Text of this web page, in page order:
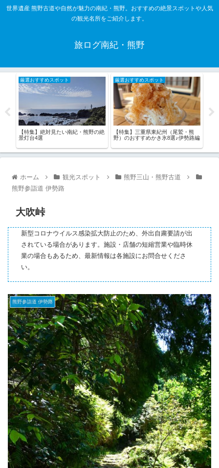
世界遺産 熊野古道や自然が魅力の南紀・熊野。おすすめの絶景スポットや人気
の観光名所をご紹介します。
旅ログ南紀・熊野
厳選おすすめスポット
【特集】絶対見たい南紀・熊野の絶
景灯台4選
厳選おすすめスポット
【特集】三重県東紀州（尾鷲・熊
野）のおすすめかき氷8選♪伊勢路編
ホーム 観光スポット
熊野三山・熊野古道
熊野参詣道 伊勢路
大吹峠
新型コロナウイルス感染拡大防止のため、外出自粛要請が出
されている場合があります。施設・店舗の短縮営業や臨時休
業の場合もあるため、最新情報は各施設にお問合せくださ
い。
熊野参詣道 伊勢路